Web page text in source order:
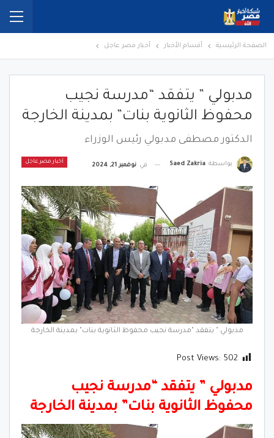
الصفحة الرئيسية أقسام الأخبار أخبار مصر عاجل
مدبولي ” يتفقد “مدرسة نجيب
محفوظ الثانوية بنات” بمدينة الخارجة
الدكتور مصطفى مدبولي رئيس الوزراء
أخبار مصر عاجل بواسطة Saed Zakria في نوفمبر 21, 2024
مدبولي " يتفقد "مدرسة نجيب محفوظ الثانوية بنات" بمدينة الخارجة
Post Views: 502
مدبولي ” يتفقد “مدرسة نجيب
محفوظ الثانوية بنات” بمدينة الخارجة